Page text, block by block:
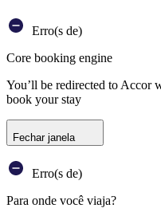
Erro(s de)
Core booking engine
You’ll be redirected to Accor
book your stay
Fechar janela
Erro(s de)
Para onde você viaja?